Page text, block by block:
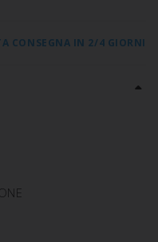
CONSEGNA IN 2/4 GIORNI